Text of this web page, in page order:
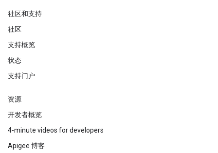
社区和支持
社区
支持概览
状态
支持门户
资源
开发者概览
4-minute videos for developers
Apigee 博客